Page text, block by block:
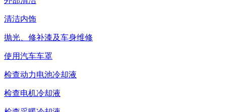
清洁内饰
抛光、修补漆及车身维修
使用汽车车罩
检查动力电池冷却液
检查电机冷却液